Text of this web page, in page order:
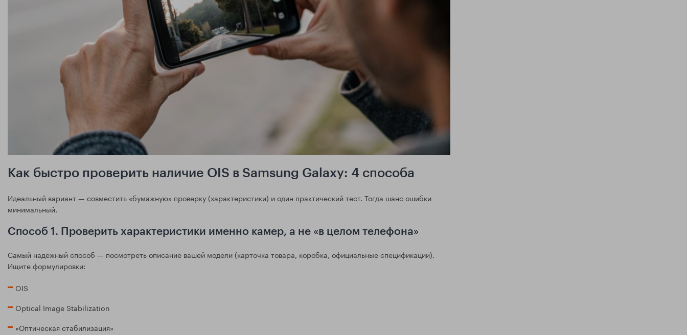
Как быстро проверить наличие OIS в Samsung Galaxy: 4 способа
Идеальный вариант — совместить «бумажную» проверку (характеристики) и один практический тест. Тогда шанс ошибки
минимальный.
Способ 1. Проверить характеристики именно камер, а не «в целом телефона»
Самый надёжный способ — посмотреть описание вашей модели (карточка товара, коробка, официальные спецификации).
Ищите формулировки:
OIS
Optical Image Stabilization
«Оптическая стабилизация»